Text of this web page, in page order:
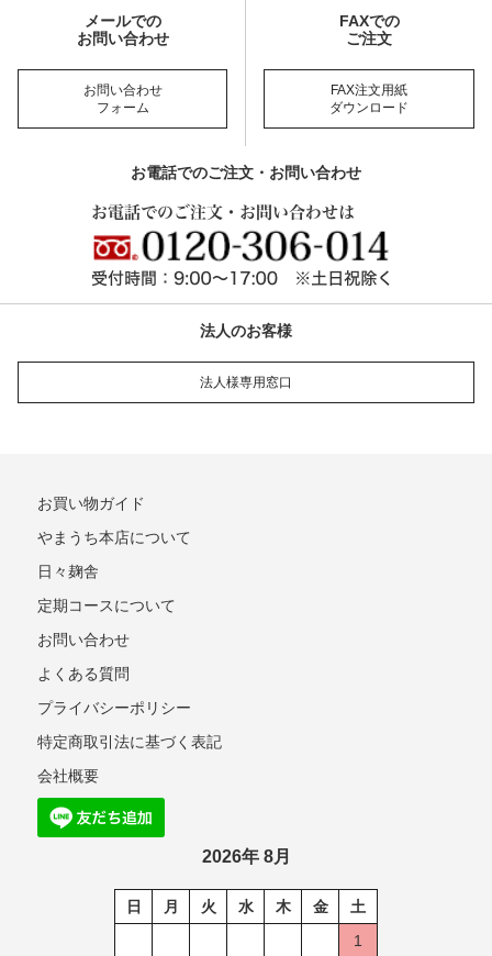
メールでの
お問い合わせ
お問い合わせ
フォーム
FAXでの
ご注文
FAX注文用紙
ダウンロード
お電話でのご注文・お問い合わせ
法人のお客様
法人様専用窓口
お買い物ガイド
やまうち本店について
日々麹舎
定期コースについて
お問い合わせ
よくある質問
プライバシーポリシー
特定商取引法に基づく表記
会社概要
2026年 8月
日 月 火 水 木 金
土
1